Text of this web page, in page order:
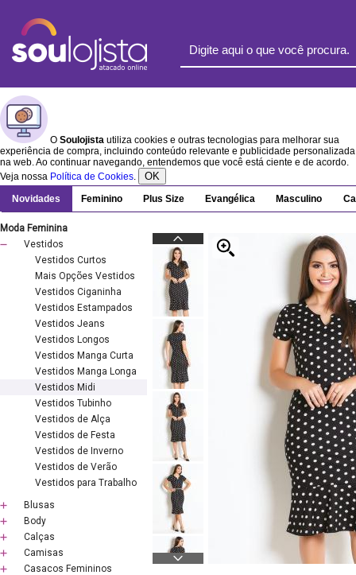
O Soulojista utiliza cookies e outras tecnologias para melhorar sua
experiência de compra, incluindo conteúdo relevante e publicidade personalizada
na web. Ao continuar navegando, entendemos que você está ciente e de acordo.
Veja nossa Política de Cookies. OK
Novidades Feminino Plus Size Evangélica Masculino
Moda Feminina
Vestidos
Vestidos Curtos
Mais Opções Vestidos
Vestidos Ciganinha
Vestidos Estampados
Vestidos Jeans
Vestidos Longos
Vestidos Manga Curta
Vestidos Manga Longa
Vestidos Midi
Vestidos Tubinho
Vestidos de Alça
Vestidos de Festa
Vestidos de Inverno
Vestidos de Verão
Vestidos para Trabalho
Blusas
Body
Calças
Camisas
Casacos Femininos